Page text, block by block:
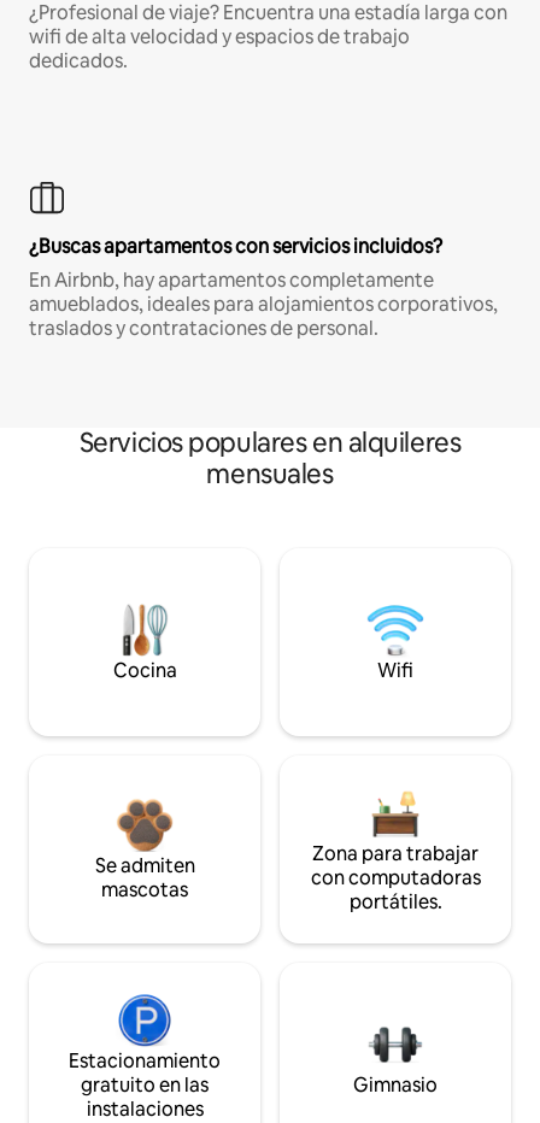
¿Profesional de viaje? Encuentra una estadía larga con
wifi de alta velocidad y espacios de trabajo
dedicados.
¿Buscas apartamentos con servicios incluidos?
En Airbnb, hay apartamentos completamente
amueblados, ideales para alojamientos corporativos,
traslados y contrataciones de personal.
Servicios populares en alquileres
mensuales
Cocina Wifi
Se admiten
mascotas
Zona para trabajar
con computadoras
portátiles.
Estacionamiento
gratuito en las
instalaciones
Gimnasio